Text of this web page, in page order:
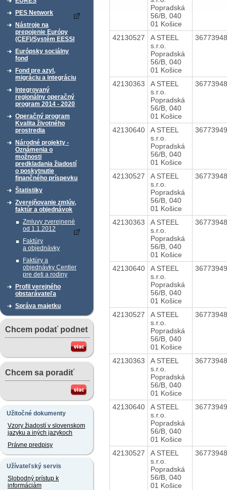
PES Network
Nástroje na
prepojenie Európy
(CEF)/Systém EESSI
Európsky sociálny
fond
Fond pre azyl,
migráciu a integráciu
Integrovaný
regionálny operačný
program 2014 - 2020
Operačný program
Kvalita životného
prostredia
Národné projekty -
Oznámenia o
možnosti
predkladania žiadostí
o poskytnutie
finančného príspevku
Štatistiky
Zverejňovanie zmlúv,
faktúr a objednávok
Zmluvy zverejnené
od 1.1.2012
Faktúry
a objednávky
Faktúry a
objednávky Centier
pre deti a rodiny
Profil verejného
obstarávateľa
Správa majetku
Chcem podať podnet
Chcem sa poradiť
Užitočné dokumenty
Vzory žiadostí v slovenskom
jazyku a iných jazykoch
Právne predpisy
Užívateľský servis
Slobodný prístup k
informáciám
Popradská
56/B, 040
01 Košice
42130527
A STEEL
s.r.o.
Popradská
56/B, 040
01 Košice
42130363
A STEEL
s.r.o.
Popradská
56/B, 040
01 Košice
42130640
A STEEL
s.r.o.
Popradská
56/B, 040
01 Košice
42130527
A STEEL
s.r.o.
Popradská
56/B, 040
01 Košice
42130363
A STEEL
s.r.o.
Popradská
56/B, 040
01 Košice
42130640
A STEEL
s.r.o.
Popradská
56/B, 040
01 Košice
42130527
A STEEL
s.r.o.
Popradská
56/B, 040
01 Košice
42130363
A STEEL
s.r.o.
Popradská
56/B, 040
01 Košice
42130640
A STEEL
s.r.o.
Popradská
56/B, 040
01 Košice
42130527
A STEEL
s.r.o.
Popradská
56/B, 040
01 Košice